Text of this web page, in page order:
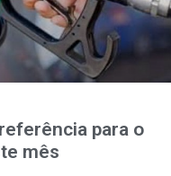
para o
mês